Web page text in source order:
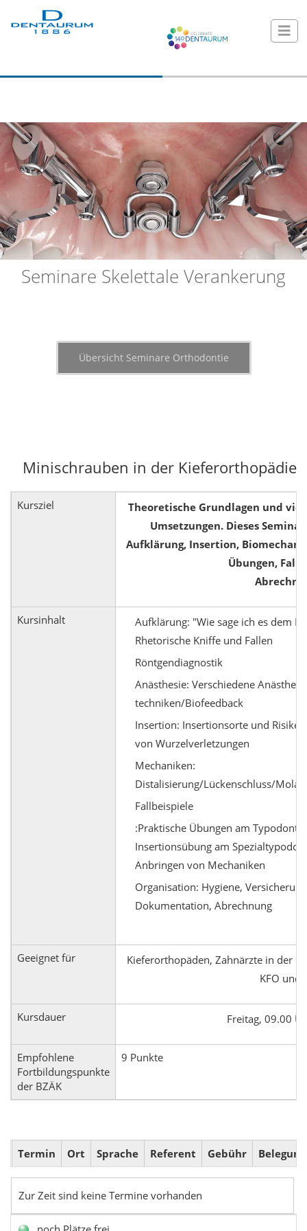
Seminare Skelettale Verankerung
Übersicht Seminare Orthodontie
Minischrauben in der Kieferorthopädie
Kursziel
Theoretische Grundlagen und
Umsetzungen. Dieses
Aufklärung, Insertion,
Übungen,
Kursinhalt
Aufklärung: "Wie sage ich es dem
Rhetorische Kniffe und Fallen
Röntgendiagnostik
Anästhesie: Verschiedene
techniken/Biofeedback
Insertion: Insertionsorte und
von Wurzelverletzungen
Mechaniken:
Distalisierung/Lückenschluss/
Fallbeispiele
Praktische Übungen am
Insertionsübung am
Anbringen von Mechaniken
Organisation: Hygiene,
Dokumentation, Abrechnung
Geeignet für
Kieferorthopäden, Zahnärzte in der
KFO und
Kursdauer Freitag, 09.00
Empfohlene
Fortbildungspunkte
der BZÄK
9 Punkte
Termin Ort Sprache Referent Gebühr Belegung
Zur Zeit sind keine Termine vorhanden